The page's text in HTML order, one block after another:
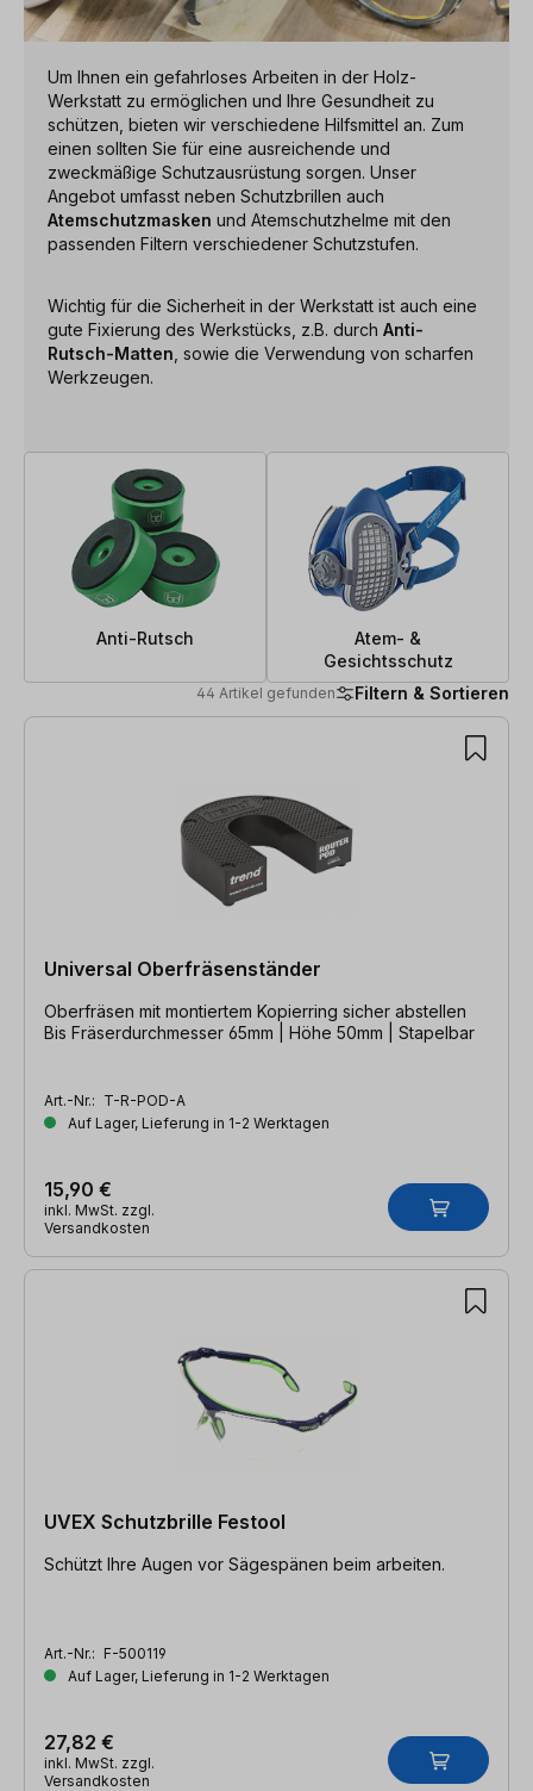
Um Ihnen ein gefahrloses Arbeiten in der Holz-
Werkstatt zu ermöglichen und Ihre Gesundheit zu
schützen, bieten wir verschiedene Hilfsmittel an. Zum
einen sollten Sie für eine ausreichende und
zweckmäßige Schutzausrüstung sorgen. Unser
Angebot umfasst neben Schutzbrillen auch
Atemschutzmasken und Atemschutzhelme mit den
passenden Filtern verschiedener Schutzstufen.
Wichtig für die Sicherheit in der Werkstatt ist auch eine
gute Fixierung des Werkstücks, z.B. durch Anti-
Rutsch-Matten , sowie die Verwendung von scharfen
Werkzeugen.
Anti-Rutsch
Atem- &
Gesichtsschutz
44 Artikel gefunden Filtern & Sortieren
44 Artikel gefunden
Universal Oberfräsenständer
Oberfräsen mit montiertem Kopierring sicher abstellen
Bis Fräserdurchmesser 65mm | Höhe 50mm | Stapelbar
Art.-Nr.: T-R-POD-A
Auf Lager, Lieferung in 1-2 Werktagen
15,90 €
inkl. MwSt. zzgl.
Versandkosten
UVEX Schutzbrille Festool
Schützt Ihre Augen vor Sägespänen beim arbeiten.
Art.-Nr.: F-500119
Auf Lager, Lieferung in 1-2 Werktagen
27,82 €
inkl. MwSt. zzgl.
Versandkosten